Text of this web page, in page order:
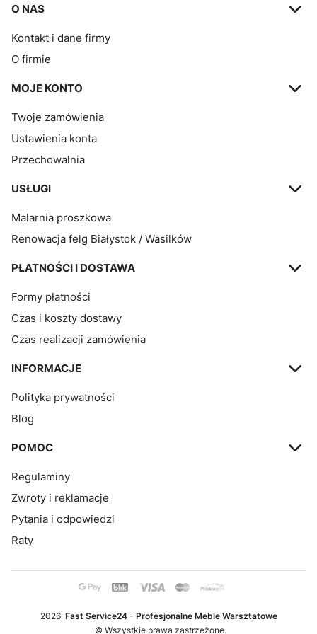
Linki w stopce
O NAS
Kontakt i dane firmy
O firmie
MOJE KONTO
Twoje zamówienia
Ustawienia konta
Przechowalnia
USŁUGI
Malarnia proszkowa
Renowacja felg Białystok / Wasilków
PŁATNOŚCI I DOSTAWA
Formy płatności
Czas i koszty dostawy
Czas realizacji zamówienia
INFORMACJE
Polityka prywatności
Blog
POMOC
Regulaminy
Zwroty i reklamacje
Pytania i odpowiedzi
Raty
2026 Fast Service24 - Profesjonalne Meble Warsztatowe
© Wszystkie prawa zastrzeżone.